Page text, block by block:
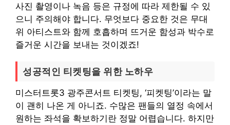
사진 촬영이나 녹음 등은 규정에 따라 제한될 수 있
으니 주의해야 합니다. 무엇보다 중요한 것은 무대
위 아티스트와 함께 호흡하며 뜨거운 함성과 박수로
즐거운 시간을 보내는 것이겠죠!
성공적인 티켓팅을 위한 노하우
미스터트롯3 광주콘서트 티켓팅, ‘피켓팅’이라는 말
이 괜히 나온 게 아니죠. 수많은 팬들의 열정 속에서
원하는 좌석을 확보하기란 정말 어렵습니다. 하지만